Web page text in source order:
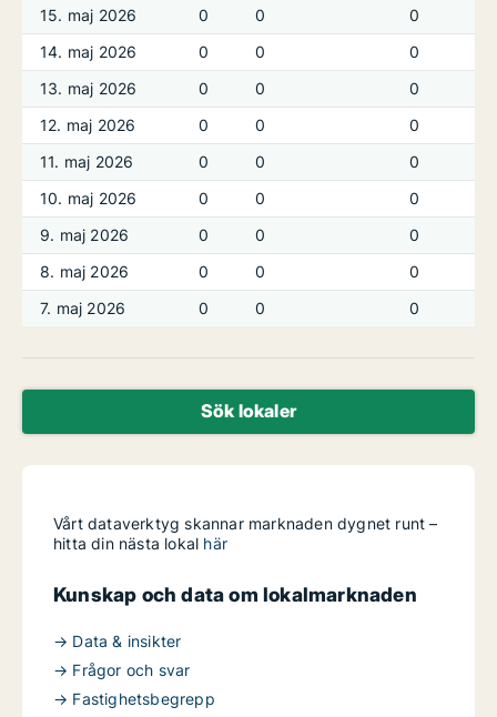
15. maj 2026
0 0 0
14. maj 2026
0 0 0
13. maj 2026
0 0 0
12. maj 2026
0 0 0
11. maj 2026
0 0 0
10. maj 2026
0 0 0
9. maj 2026
0 0 0
8. maj 2026
0 0 0
7. maj 2026
0 0 0
Sök lokaler
Vårt dataverktyg skannar marknaden dygnet runt –
hitta din nästa lokal här
Kunskap och data om lokalmarknaden
→ Data & insikter
→ Frågor och svar
→ Fastighetsbegrepp